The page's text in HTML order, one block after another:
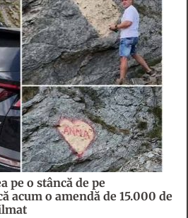
pe o stâncă de pe
acum o amendă de 15.000 de